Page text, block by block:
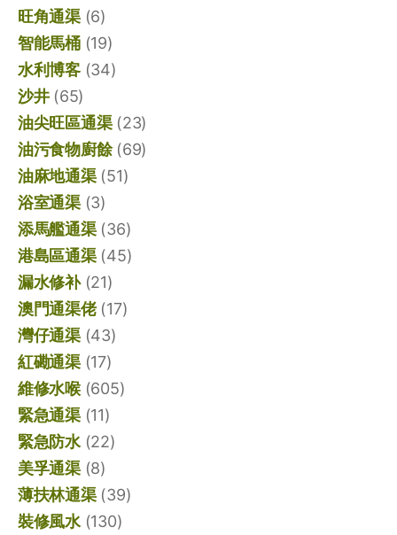
旺角通渠(6)
智能馬桶(19)
水利博客(34)
沙井(65)
油尖旺區通渠(23)
油污食物廚餘(69)
油麻地通渠(51)
浴室通渠(3)
添馬艦通渠(36)
港島區通渠(45)
漏水修补(21)
澳門通渠佬(17)
灣仔通渠(43)
紅磡通渠(17)
維修水喉(605)
緊急通渠(11)
緊急防水(22)
美孚通渠(8)
薄扶林通渠(39)
裝修風水(130)